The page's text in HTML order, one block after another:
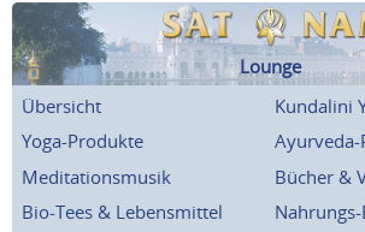
Lounge
Übersicht
Kundalini
Yoga-Produkte
Meditationsmusik
Bücher &
Bio-Tees & Lebensmittel